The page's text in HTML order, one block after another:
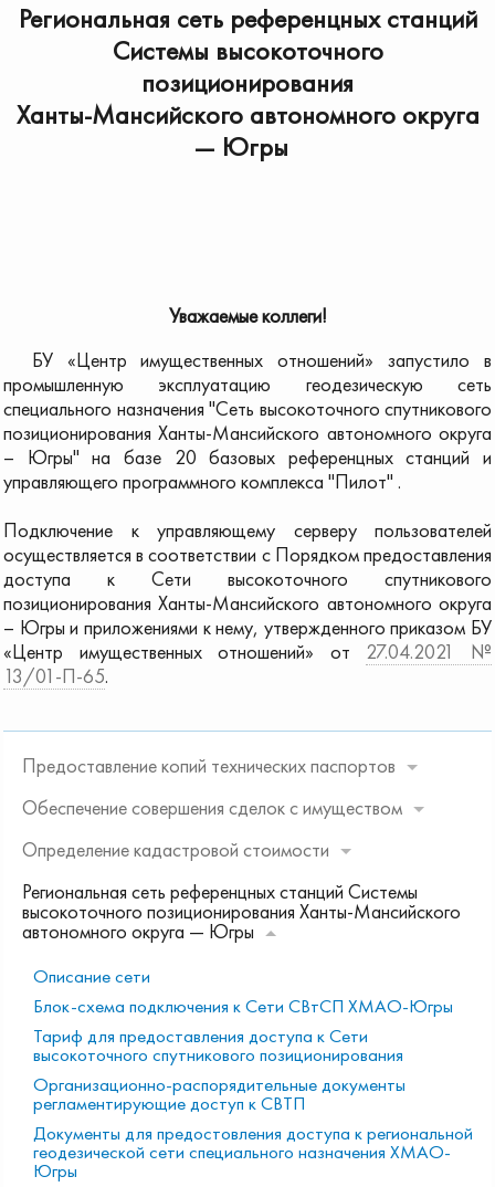
Региональная сеть референцных станций
Системы высокоточного
позиционирования
Ханты-Мансийского автономного округа
— Югры
Уважаемые коллеги!
БУ «Центр имущественных отношений» запустило в
промышленную эксплуатацию геодезическую сеть
специального назначения "Сеть высокоточного спутникового
позиционирования Ханты-Мансийского автономного округа
– Югры" на базе 20 базовых референцных станций и
управляющего программного комплекса "Пилот" .
Подключение к управляющему серверу пользователей
осуществляется в соответствии с Порядком предоставления
доступа к Сети высокоточного спутникового
позиционирования Ханты-Мансийского автономного округа
– Югры и приложениями к нему, утвержденного приказом БУ
«Центр имущественных отношений» от 27.04.2021 №
13/01-П-65.
Предоставление копий технических паспортов
Обеспечение совершения сделок с имуществом
Определение кадастровой стоимости
Региональная сеть референцных станций Системы
высокоточного позиционирования Ханты-Мансийского
автономного округа — Югры
Описание сети
Блок-схема подключения к Сети СВтСП ХМАО-Югры
Тариф для предоставления доступа к Сети
высокоточного спутникового позиционирования
Организационно-распорядительные документы
регламентирующие доступ к СВТП
Документы для предостовления доступа к региональной
геодезической сети специального назначения ХМАО-
Югры